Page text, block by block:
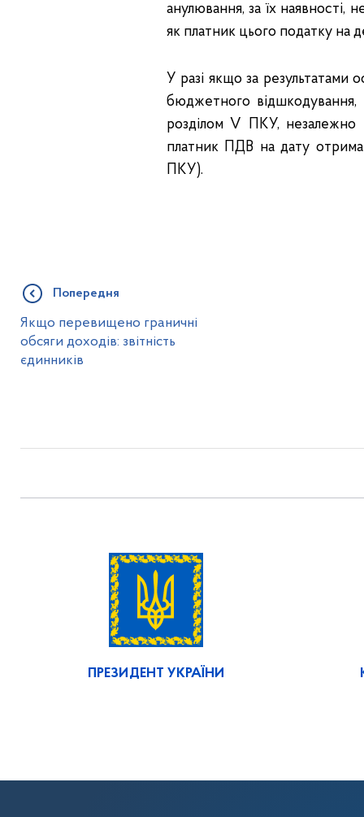
анулювання, за їх наявності,
як платник цього податку на
У разі якщо за результатами
бюджетного відшкодування,
розділом V ПКУ, незалежно
платник ПДВ на дату
ПКУ).
Попередня
Якщо перевищено граничні
обсяги доходів: звітність
єдинників
ПРЕЗИДЕНТ УКРАЇНИ